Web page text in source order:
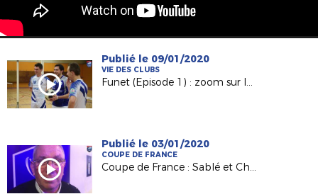
Publié le 09/01/2020
VIE DES CLUBS
Funet (Episode 1) : zoom sur le club de Nantes Laëtitia Tennis Ballon.
Publié le 03/01/2020
COUPE DE FRANCE
Coupe de France : Sablé et Challans à l'assaut des 32es !